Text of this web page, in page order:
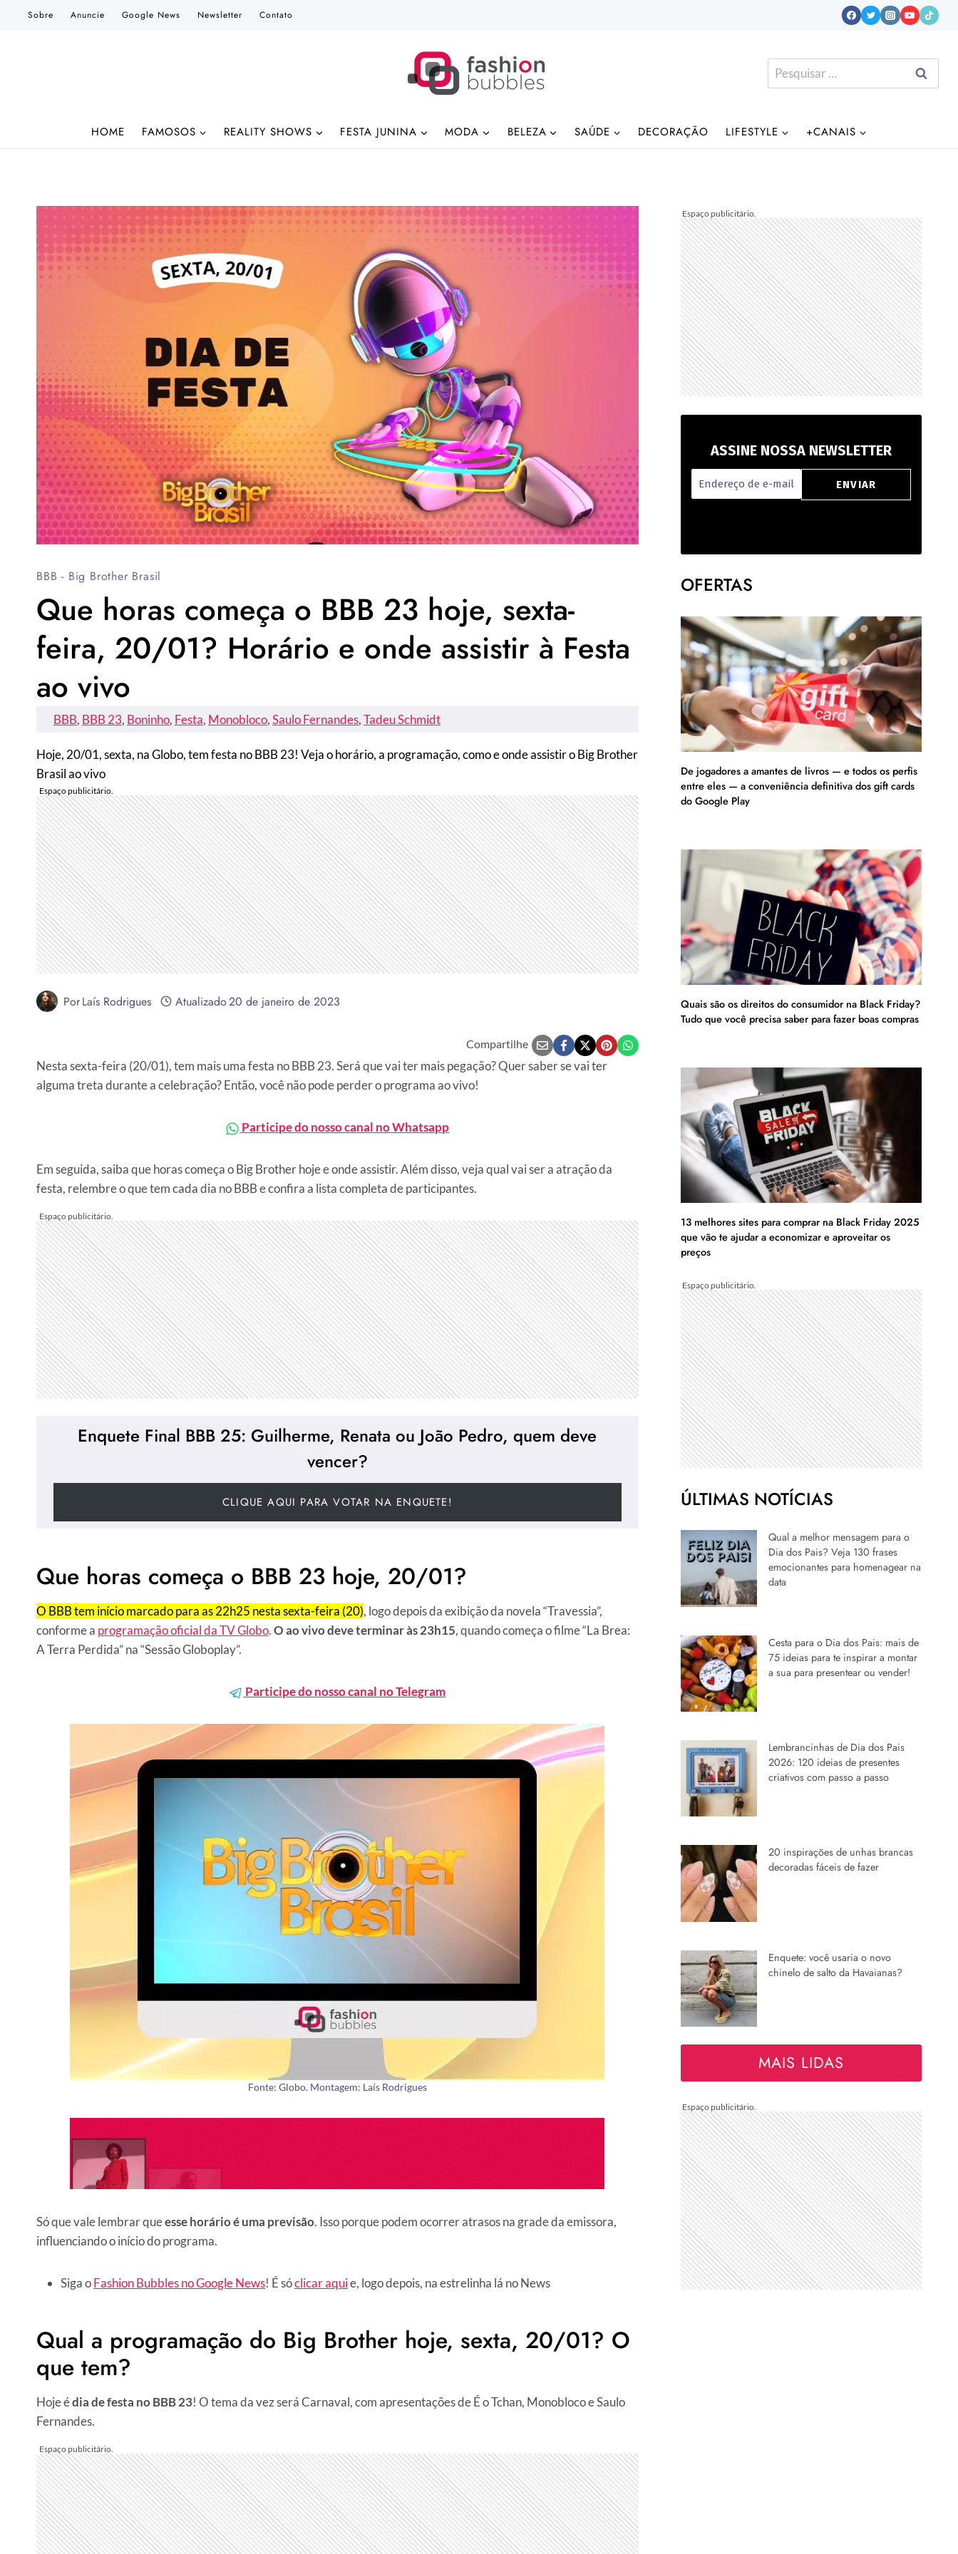
Sobre Anuncie Google News Newsletter Contato
Pesquisar
por:
HOME FAMOSOS REALITY SHOWS FESTA JUNINA MODA BELEZA SAÚDE DECORAÇÃO LIFESTYLE +CANAIS
BBB - Big Brother Brasil
Que horas começa o BBB 23 hoje, sexta-
feira, 20/01? Horário e onde assistir à Festa
ao vivo
BBB, BBB 23, Boninho, Festa, Monobloco, Saulo Fernandes, Tadeu Schmidt
Hoje, 20/01, sexta, na Globo, tem festa no BBB 23! Veja o horário, a programação, como e onde assistir o Big Brother
Brasil ao vivo
PorLaís Rodrigues Atualizado20 de janeiro de 2023
Compartilhe
Nesta sexta-feira (20/01), tem mais uma festa no BBB 23. Será que vai ter mais pegação? Quer saber se vai ter
alguma treta durante a celebração? Então, você não pode perder o programa ao vivo!
Participe do nosso canal no Whatsapp
Em seguida, saiba que horas começa o Big Brother hoje e onde assistir. Além disso, veja qual vai ser a atração da
festa, relembre o que tem cada dia no BBB e confira a lista completa de participantes.
Enquete Final BBB 25: Guilherme, Renata ou João Pedro, quem deve
vencer?
CLIQUE AQUI PARA VOTAR NA ENQUETE!
Que horas começa o BBB 23 hoje, 20/01?
O BBB tem início marcado para as 22h25 nesta sexta-feira (20), logo depois da exibição da novela “Travessia”,
conforme a programação oficial da TV Globo.O ao vivo deve terminar às 23h15, quando começa o filme “La Brea:
A Terra Perdida” na “Sessão Globoplay”.
Participe do nosso canal no Telegram
Fonte: Globo. Montagem: Laís Rodrigues
Só que vale lembrar queesse horário é uma previsão. Isso porque podem ocorrer atrasos na grade da emissora,
influenciando o início do programa.
Siga oFashion Bubbles no Google News! É sóclicar aquie, logo depois, na estrelinha lá no News
Qual a programação do Big Brother hoje, sexta, 20/01? O
que tem?
Hoje édia de festa no BBB 23! O tema da vez será Carnaval, com apresentações de É o Tchan, Monobloco e Saulo
Fernandes.
ASSINE NOSSA NEWSLETTER
OFERTAS
De jogadores a amantes de livros — e todos os perfis
entre eles — a conveniência definitiva dos gift cards
do Google Play
Quais são os direitos do consumidor na Black Friday?
Tudo que você precisa saber para fazer boas compras
13 melhores sites para comprar na Black Friday 2025
que vão te ajudar a economizar e aproveitar os
preços
ÚLTIMAS NOTÍCIAS
Qual a melhor mensagem para o
Dia dos Pais? Veja 130 frases
emocionantes para homenagear na
data
Cesta para o Dia dos Pais: mais de
75 ideias para te inspirar a montar
a sua para presentear ou vender!
Lembrancinhas de Dia dos Pais
2026: 120 ideias de presentes
criativos com passo a passo
20 inspirações de unhas brancas
decoradas fáceis de fazer
Enquete: você usaria o novo
chinelo de salto da Havaianas?
MAIS LIDAS